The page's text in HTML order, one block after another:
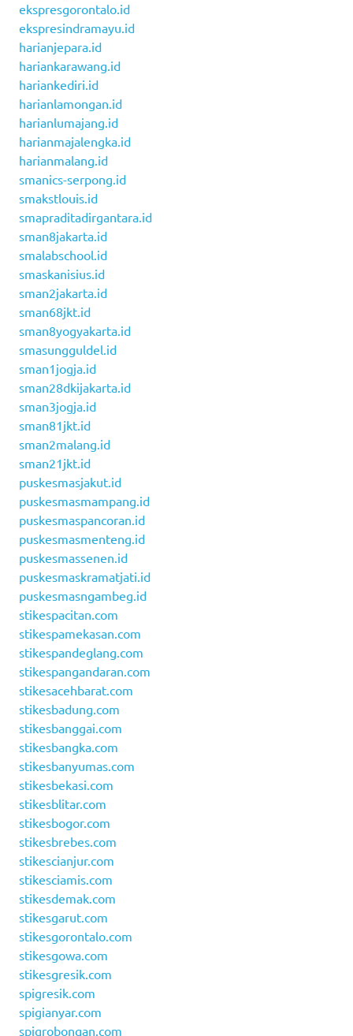
ekspresgorontalo.id
ekspresindramayu.id
harianjepara.id
hariankarawang.id
hariankediri.id
harianlamongan.id
harianlumajang.id
harianmajalengka.id
harianmalang.id
smanics-serpong.id
smakstlouis.id
smapraditadirgantara.id
sman8jakarta.id
smalabschool.id
smaskanisius.id
sman2jakarta.id
sman68jkt.id
sman8yogyakarta.id
smasungguldel.id
sman1jogja.id
sman28dkijakarta.id
sman3jogja.id
sman81jkt.id
sman2malang.id
sman21jkt.id
puskesmasjakut.id
puskesmasmampang.id
puskesmaspancoran.id
puskesmasmenteng.id
puskesmassenen.id
puskesmaskramatjati.id
puskesmasngambeg.id
stikespacitan.com
stikespamekasan.com
stikespandeglang.com
stikespangandaran.com
stikesacehbarat.com
stikesbadung.com
stikesbanggai.com
stikesbangka.com
stikesbanyumas.com
stikesbekasi.com
stikesblitar.com
stikesbogor.com
stikesbrebes.com
stikescianjur.com
stikesciamis.com
stikesdemak.com
stikesgarut.com
stikesgorontalo.com
stikesgowa.com
stikesgresik.com
spigresik.com
spigianyar.com
spigrobongan.com